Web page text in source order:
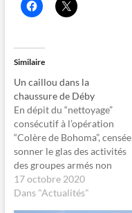
C
l
e
z
p
o
u
r
p
a
r
t
a
g
e
r
s
u
r
C
l
u
r
p
a
r
t
a
g
e
r
s
u
r
Similaire
Un caillou dans la
chaussure de Déby
En dépit du “nettoyage”
consécutif à l’opération
“Colère de Bohoma”, censée
sonner le glas des activités
des groupes armés non
étatiques, la situation
sécuritaire demeure volatile
17 octobre 2020
Dans "Actualités"